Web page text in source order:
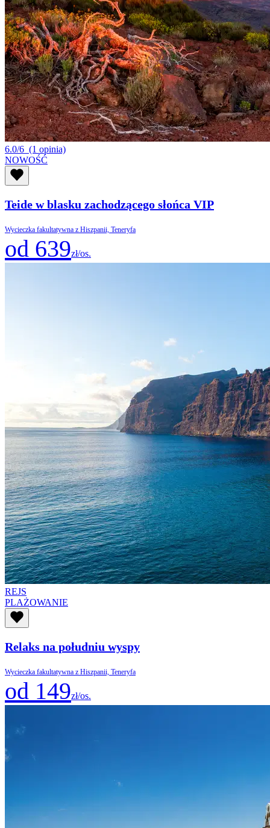
6.0/6 (1 opinia)
NOWOŚĆ
Teide w blasku zachodzącego słońca VIP
Wycieczka fakultatywna z Hiszpanii, Teneryfa
od 639zł/os.
REJS
PLAŻOWANIE
Relaks na południu wyspy
Wycieczka fakultatywna z Hiszpanii, Teneryfa
od 149zł/os.